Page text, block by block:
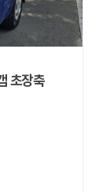
초장축